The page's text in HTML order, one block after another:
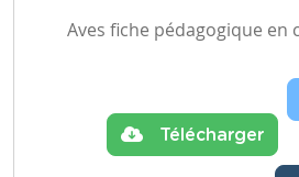
Aves fiche pédagogique en
Télécharger